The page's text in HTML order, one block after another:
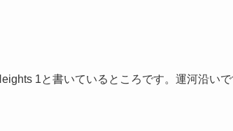
1と書いているところです。運河沿いで